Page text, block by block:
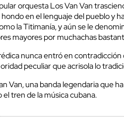
orquesta Los Van Van
en el lenguaje del pueblo y
la Titimanía, y aún se le
mayores por muchachas
nunca entró en contradicción
peculiar que acrisola lo
Van, una banda legendaria que
tren de la música cubana.